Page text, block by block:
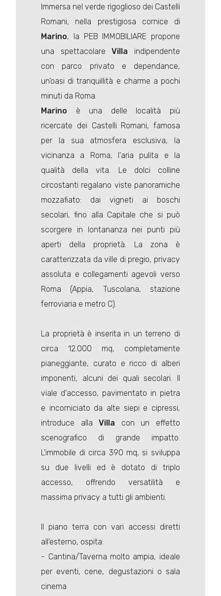
Immersa nel verde rigoglioso dei Castelli
Romani, nella prestigiosa cornice di
Marino, la PEB IMMOBILIARE propone
una spettacolareVilla indipendente
con parco privato e dependance,
un'oasi di tranquillità e charme a pochi
minuti da Roma.
Marino è una delle località più
ricercate dei Castelli Romani, famosa
per la sua atmosfera esclusiva, la
vicinanza a Roma, l'aria pulita e la
qualità della vita. Le dolci colline
circostanti regalano viste panoramiche
mozzafiato: dai vigneti ai boschi
secolari, fino alla Capitale che si può
scorgere in lontananza nei punti più
aperti della proprietà. La zona è
caratterizzata da ville di pregio, privacy
assoluta e collegamenti agevoli verso
Roma (Appia, Tuscolana, stazione
ferroviaria e metro C).
La proprietà è inserita in un terreno di
circa 12.000 mq, completamente
pianeggiante, curato e ricco di alberi
imponenti, alcuni dei quali secolari. Il
viale d'accesso, pavimentato in pietra
e incorniciato da alte siepi e cipressi,
introduce allaVilla con un effetto
scenografico di grande impatto.
L'immobile di circa 390 mq, si sviluppa
su due livelli ed è dotato di triplo
accesso, offrendo versatilità e
massima privacy a tutti gli ambienti.
Il piano terra con vari accessi diretti
all'esterno, ospita:
- Cantina/Taverna molto ampia, ideale
per eventi, cene, degustazioni o sala
cinema